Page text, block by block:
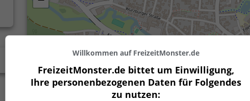
Willkommen auf FreizeitMonster.de
FreizeitMonster.de bittet um Einwilligung,
Ihre personenbezogenen Daten für Folgendes
zu nutzen: